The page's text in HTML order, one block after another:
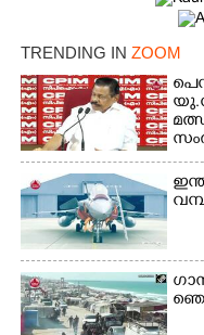
TRENDING IN ZOOM